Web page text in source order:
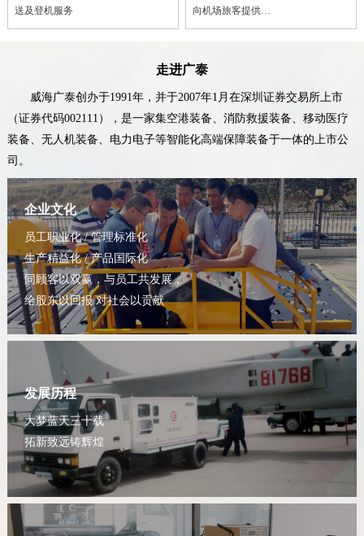
送及登机服务
向机场旅客提供…
走进广泰
威海广泰创办于1991年，并于2007年1月在深圳证券交易所上市
（证券代码002111），是一家集空港装备、消防救援装备、移动医疗
装备、无人机装备、电力电子等智能化高端保障装备于一体的上市公
司。
企业文化
员工职业化 / 管理标准化
生产精益化 / 产品国际化
同顾客以双赢，与员工共发展，
给股东以回报 对社会以贡献
发展历程
大梦蓝天三十载
拓新致远铸辉煌